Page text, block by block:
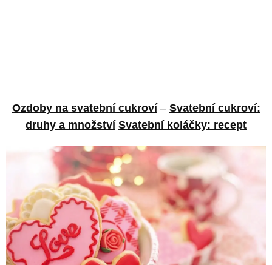
Ozdoby na svatební cukroví– Svatební cukroví:
druhy a množství Svatební koláčky: recept